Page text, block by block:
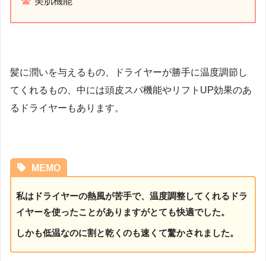
髪に潤いを与えるもの、ドライヤーが勝手に温度調節し
てくれるもの、中には頭皮スパ機能やリフトUP効果のあ
るドライヤーもあります。
MEMO
私はドライヤーの熱風が苦手で、温度調整してくれるドラ
イヤーを使ったことがありますがとても快適でした。
しかも低温なのに割と乾くのも速くて驚かされました。